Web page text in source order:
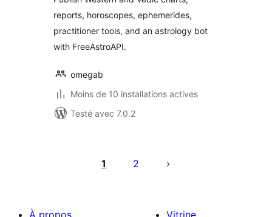
reports, horoscopes, ephemerides,
practitioner tools, and an astrology bot
with FreeAstroAPI.
omegab
Moins de 10 installations actives
Testé avec 7.0.2
1 2
À propos
Vitrine